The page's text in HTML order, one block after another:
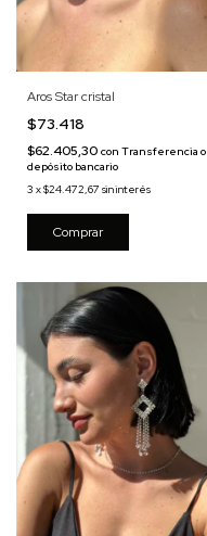
Aros Star cristal
$73.418
$62.405,30 con Transferencia o
depósito bancario
3 x$24.472,67 sin interés